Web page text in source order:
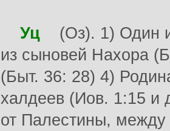
Уц (Оз). 1) Один
из сыновей Нахора
(Быт. 36: 28) 4)
халдеев (Иов. 1:15 и
от Палестины,